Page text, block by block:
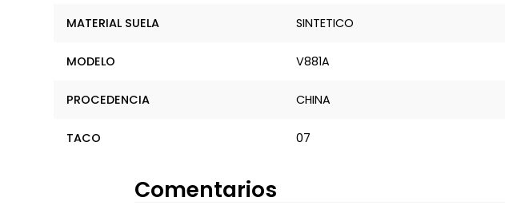
MATERIAL SUELA SINTETICO
MODELO V881A
PROCEDENCIA CHINA
TACO 07
Comentarios